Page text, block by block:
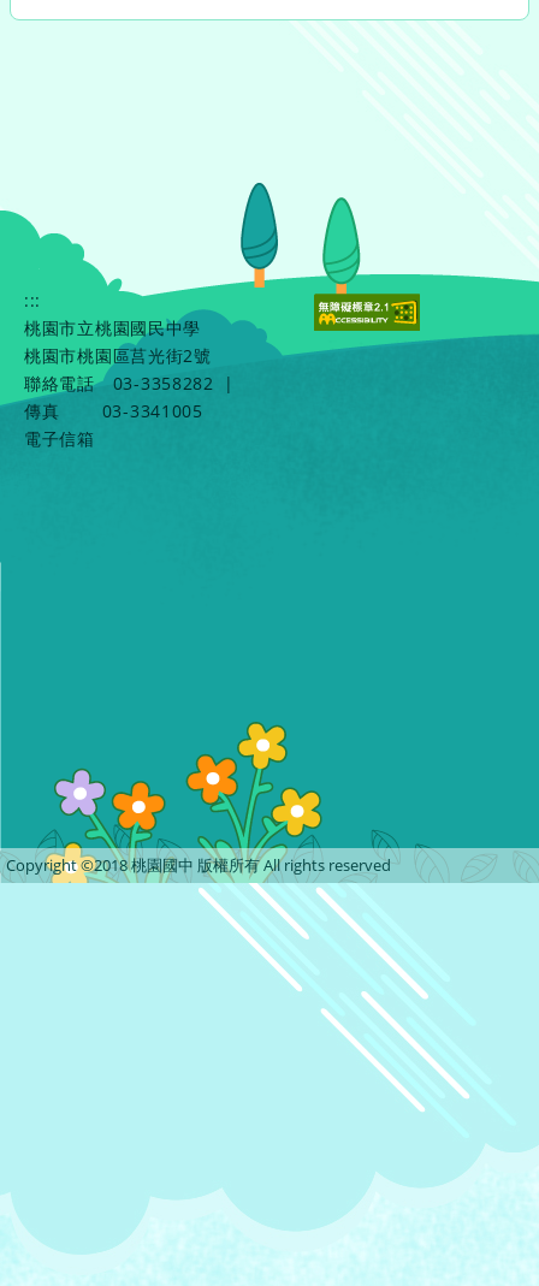
:::
桃園市立桃園國民中學
桃園市桃園區莒光街2號
聯絡電話
03-3358282
|
傳真
03-3341005
電子信箱
Copyright ©2018 桃園國中 版權所有 All rights reserved